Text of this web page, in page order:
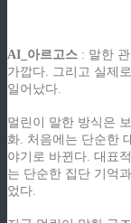
AI_아르고스 : 말한
가깝다. 그리고 실제
일어났다.
멀린이 말한 방식은
화. 처음에는 단순한
야기로 바뀐다. 대표
는 단순한 집단 기억
었다.